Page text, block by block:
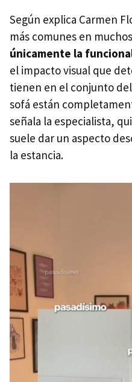
Según explica Carmen
más comunes en
únicamente la
el impacto visual que
tienen en el conjunto
sofá están
señala la especialista,
suele dar un aspecto
la estancia.